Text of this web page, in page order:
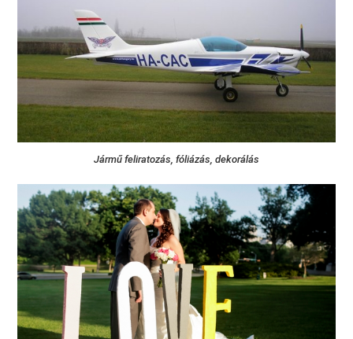
Jármű feliratozás, fóliázás, dekorálás